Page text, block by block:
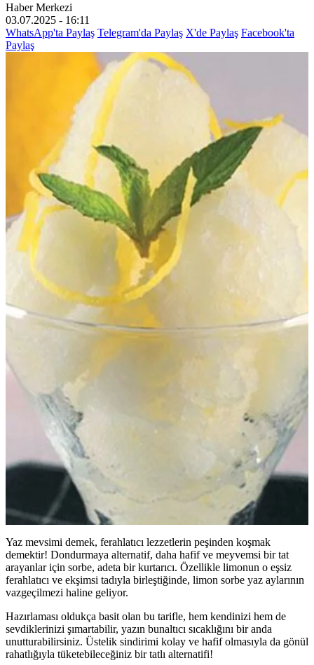
Haber Merkezi
03.07.2025 - 16:11
WhatsApp'ta Paylaş Telegram'da Paylaş X'de Paylaş Facebook'ta
Paylaş
Yaz mevsimi demek, ferahlatıcı lezzetlerin peşinden koşmak
demektir! Dondurmaya alternatif, daha hafif ve meyvemsi bir tat
arayanlar için sorbe, adeta bir kurtarıcı. Özellikle limonun o eşsiz
ferahlatıcı ve ekşimsi tadıyla birleştiğinde, limon sorbe yaz aylarının
vazgeçilmezi haline geliyor.
Hazırlaması oldukça basit olan bu tarifle, hem kendinizi hem de
sevdiklerinizi şımartabilir, yazın bunaltıcı sıcaklığını bir anda
unutturabilirsiniz. Üstelik sindirimi kolay ve hafif olmasıyla da gönül
rahatlığıyla tüketebileceğiniz bir tatlı alternatifi!